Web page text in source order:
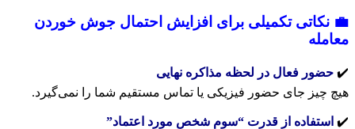
💼 نکاتی تکمیلی برای افزایش احتمال جوش خوردن
معامله
✔️ حضور فعال در لحظه مذاکره نهایی
هیچ چیز جای حضور فیزیکی یا تماس مستقیم شما را نمی‌گیرد.
✔️ استفاده از قدرت “سوم شخص مورد اعتماد”